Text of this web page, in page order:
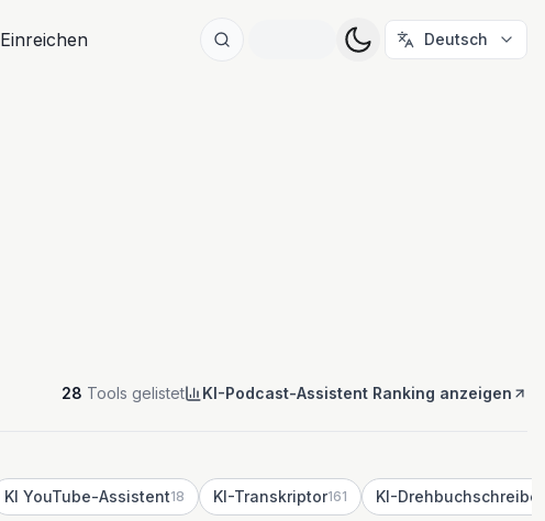
Einreichen Deutsch
28 Tools gelistet KI-Podcast-Assistent Ranking anzeigen
KI YouTube-Assistent18 KI-Transkriptor161 KI-